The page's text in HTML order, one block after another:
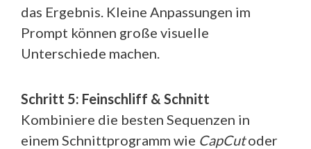
das Ergebnis. Kleine Anpassungen im
Prompt können große visuelle
Unterschiede machen.
Schritt 5: Feinschliff & Schnitt
Kombiniere die besten Sequenzen in
einem Schnittprogramm wie CapCutoder